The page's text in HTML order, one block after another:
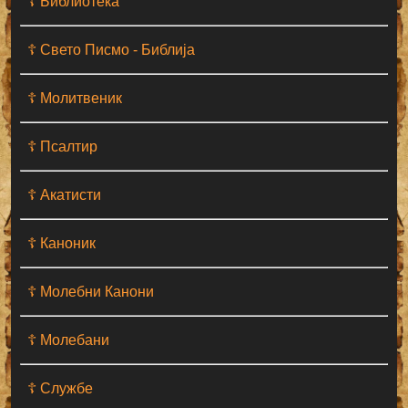
☦ Свето Писмо - Библија
☦ Молитвеник
☦ Псалтир
☦ Акатисти
☦ Каноник
☦ Молебни Канони
☦ Молебани
☦ Службе